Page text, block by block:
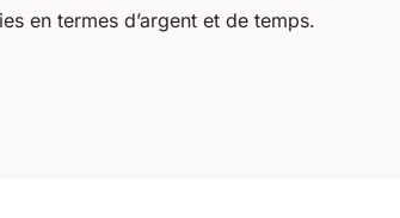
en termes d’argent et de temps.